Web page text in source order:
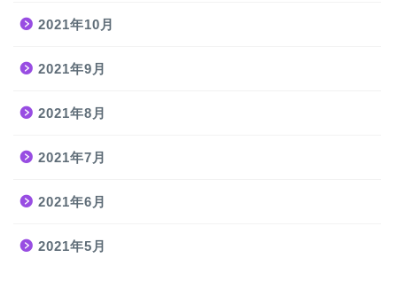
2021年10月
2021年9月
2021年8月
2021年7月
2021年6月
2021年5月